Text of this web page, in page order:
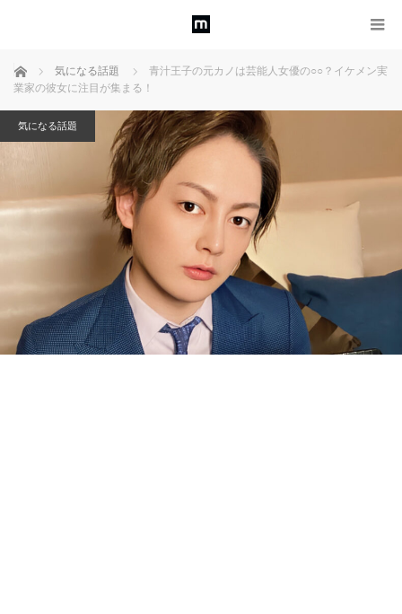
ホーム 気になる話題
青汁王子の元カノは芸能人女優の○○？イケメン実
業家の彼女に注目が集まる！
気になる話題